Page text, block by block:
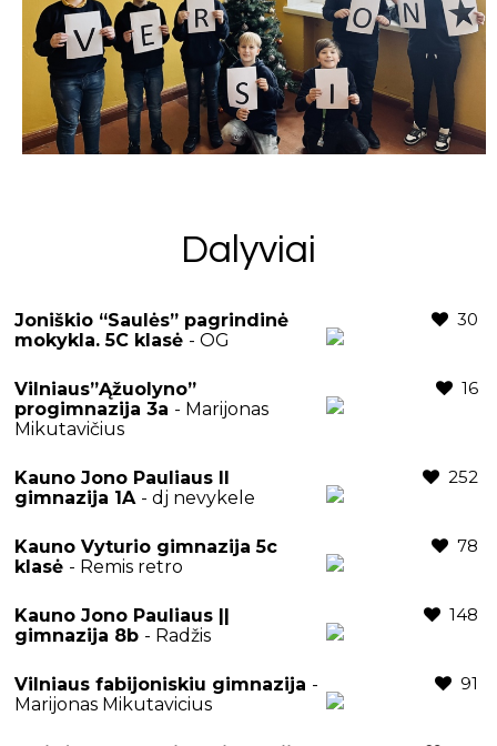
Dalyviai
Joniškio “Saulės” pagrindinė
mokykla. 5C klasė - OG
30
Vilniaus”Ąžuolyno”
progimnazija 3a - Marijonas
Mikutavičius
16
Kauno Jono Pauliaus II
gimnazija 1A - dj nevykele
252
Kauno Vyturio gimnazija 5c
klasė - Remis retro
78
Kauno Jono Pauliaus ||
gimnazija 8b - Radžis
148
Vilniaus fabijoniskiu gimnazija -
Marijonas Mikutavicius
91